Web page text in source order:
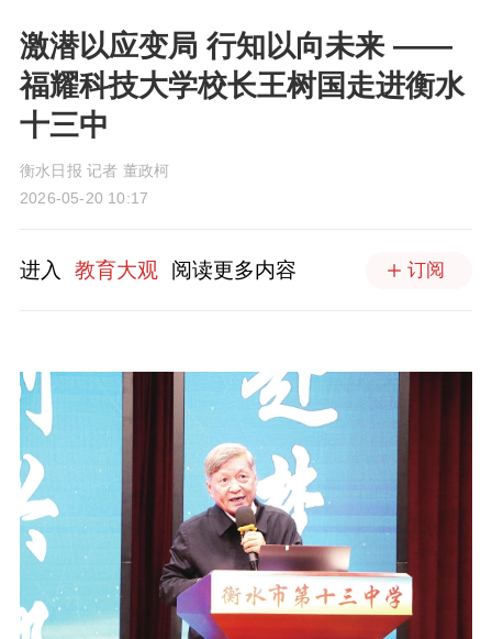
激潜以应变局 行知以向未来 ——
福耀科技大学校长王树国走进衡水
十三中
衡水日报 记者 董政柯
2026-05-20 10:17
进入 教育大观 阅读更多内容 订阅